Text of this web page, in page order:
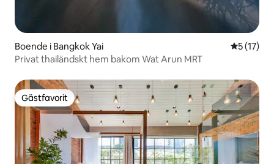
Boende i Bangkok Yai 5 av 5 i
5 (17)
Privat thailändskt hem bakom Wat Arun MRT
Gästfavorit
Gästfavorit